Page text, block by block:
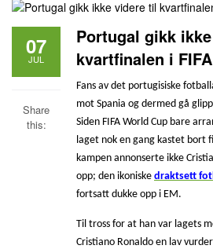
07
JUL
Share
this:
Portugal gikk
kvartfinalen i
Fans av det portugisiske
mot Spania og dermed gå
Siden FIFA World Cup bare
laget nok en gang kastet bort
kampen annonserte ikke
opp; den ikoniske draktsett
fortsatt dukke opp i EM.
Til tross for at han var lagets
Cristiano Ronaldo en lav